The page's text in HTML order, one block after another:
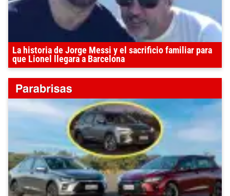
La historia de Jorge Messi y el sacrificio familiar para
que Lionel llegara a Barcelona